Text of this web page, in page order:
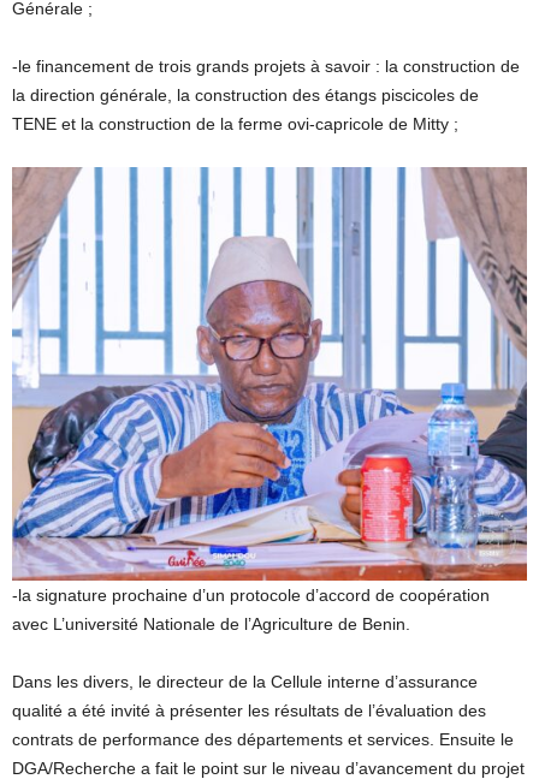
Générale ;
-le financement de trois grands projets à savoir : la construction de
la direction générale, la construction des étangs piscicoles de
TENE et la construction de la ferme ovi-capricole de Mitty ;
-la signature prochaine d’un protocole d’accord de coopération
avec L’université Nationale de l’Agriculture de Benin.
Dans les divers, le directeur de la Cellule interne d’assurance
qualité a été invité à présenter les résultats de l’évaluation des
contrats de performance des départements et services. Ensuite le
DGA/Recherche a fait le point sur le niveau d’avancement du projet